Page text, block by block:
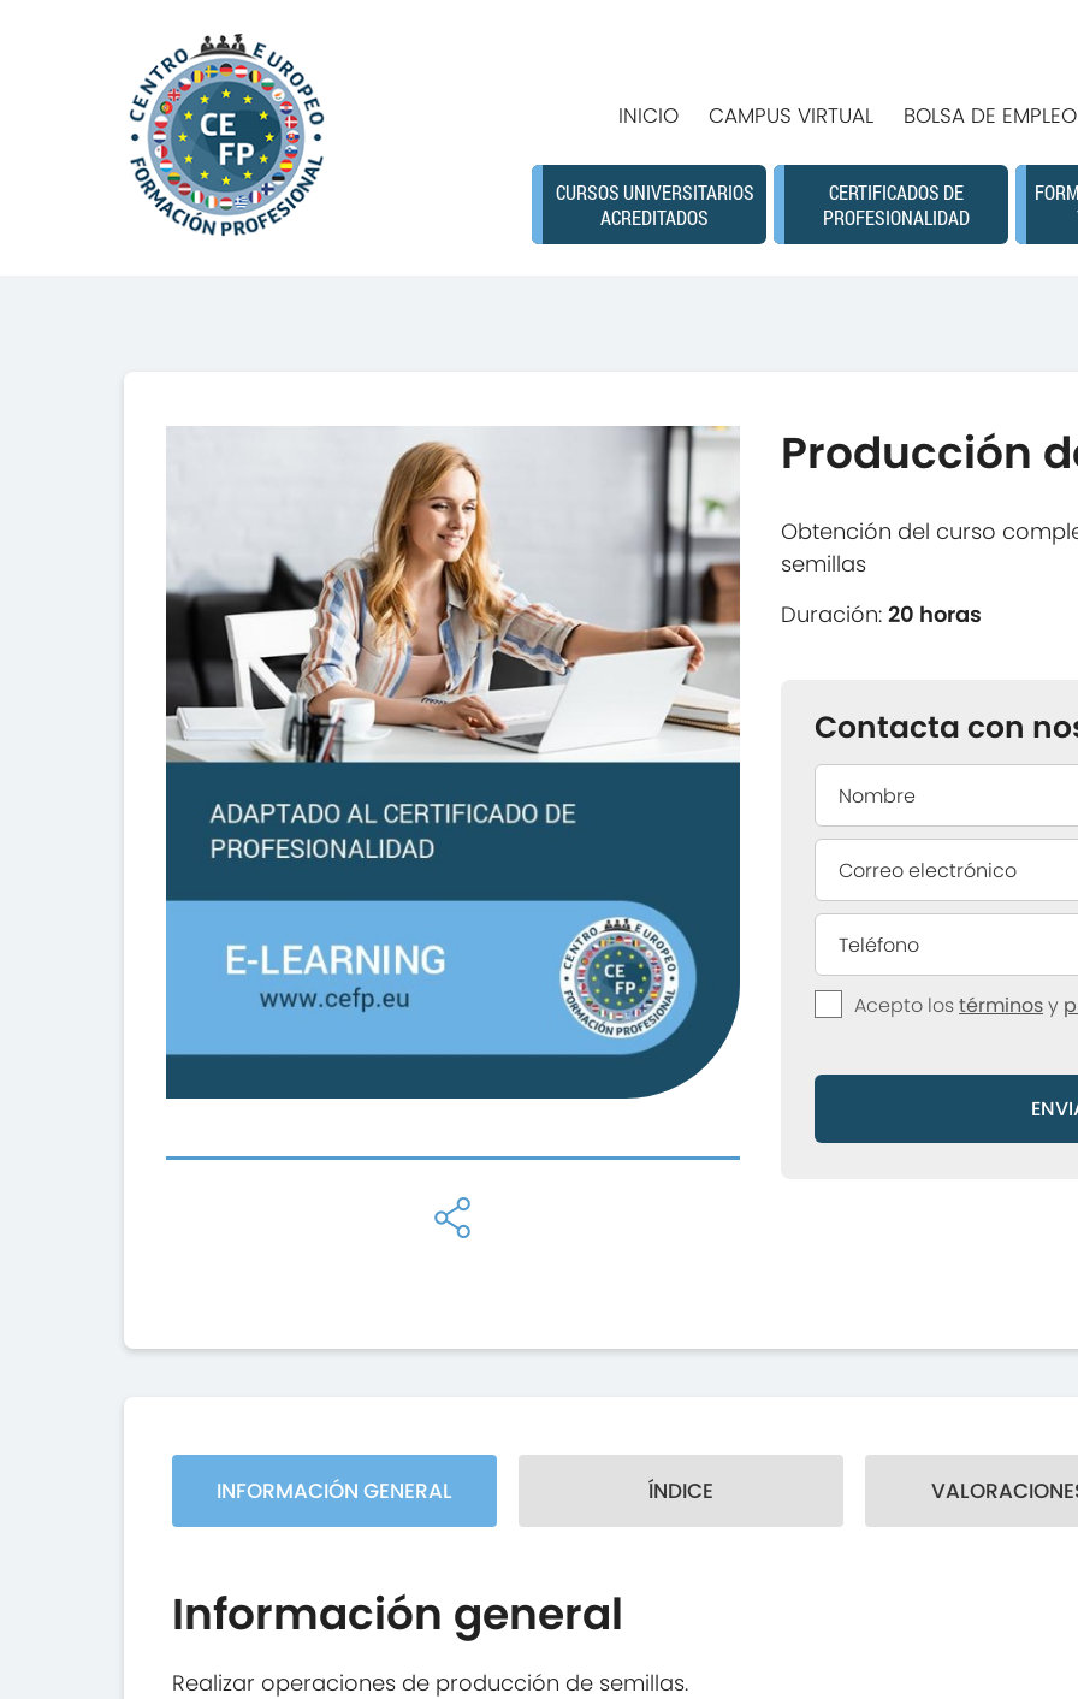
INICIO CAMPUS VIRTUAL BOLSA DE EMPLEO
CURSOS UNIVERSITARIOS
ACREDITADOS
CERTIFICADOS DE
PROFESIONALIDAD
Producción
Obtención del curso
semillas
Duración:20 horas
Contacta con
Acepto lostérminosy
INFORMACIÓN GENERAL ÍNDICE
Información general
Realizar operaciones de producción de semillas.